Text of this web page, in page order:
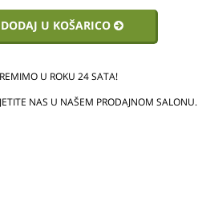
DODAJ U KOŠARICO
U ROKU 24 SATA!
NAS U NAŠEM PRODAJNOM SALONU.